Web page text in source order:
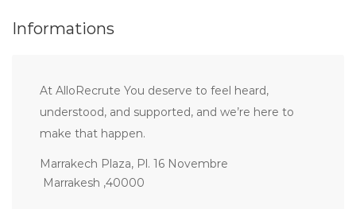
Informations
At AlloRecrute You deserve to feel heard,
understood, and supported, and we’re here to
make that happen.
Marrakech Plaza, Pl. 16 Novembre
Marrakesh ,40000